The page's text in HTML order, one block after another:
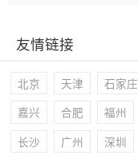
友情链接
北京 天津 石家庄
嘉兴 合肥 福州
长沙 广州 深圳